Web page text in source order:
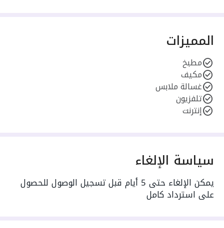
المميزات
مطبخ
مكيف
غسالة ملابس
تلفزيون
إنترنت
سياسة الإلغاء
يمكن الإلغاء حتى 5 أيام قبل تسجيل الوصول للحصول
على استرداد كامل